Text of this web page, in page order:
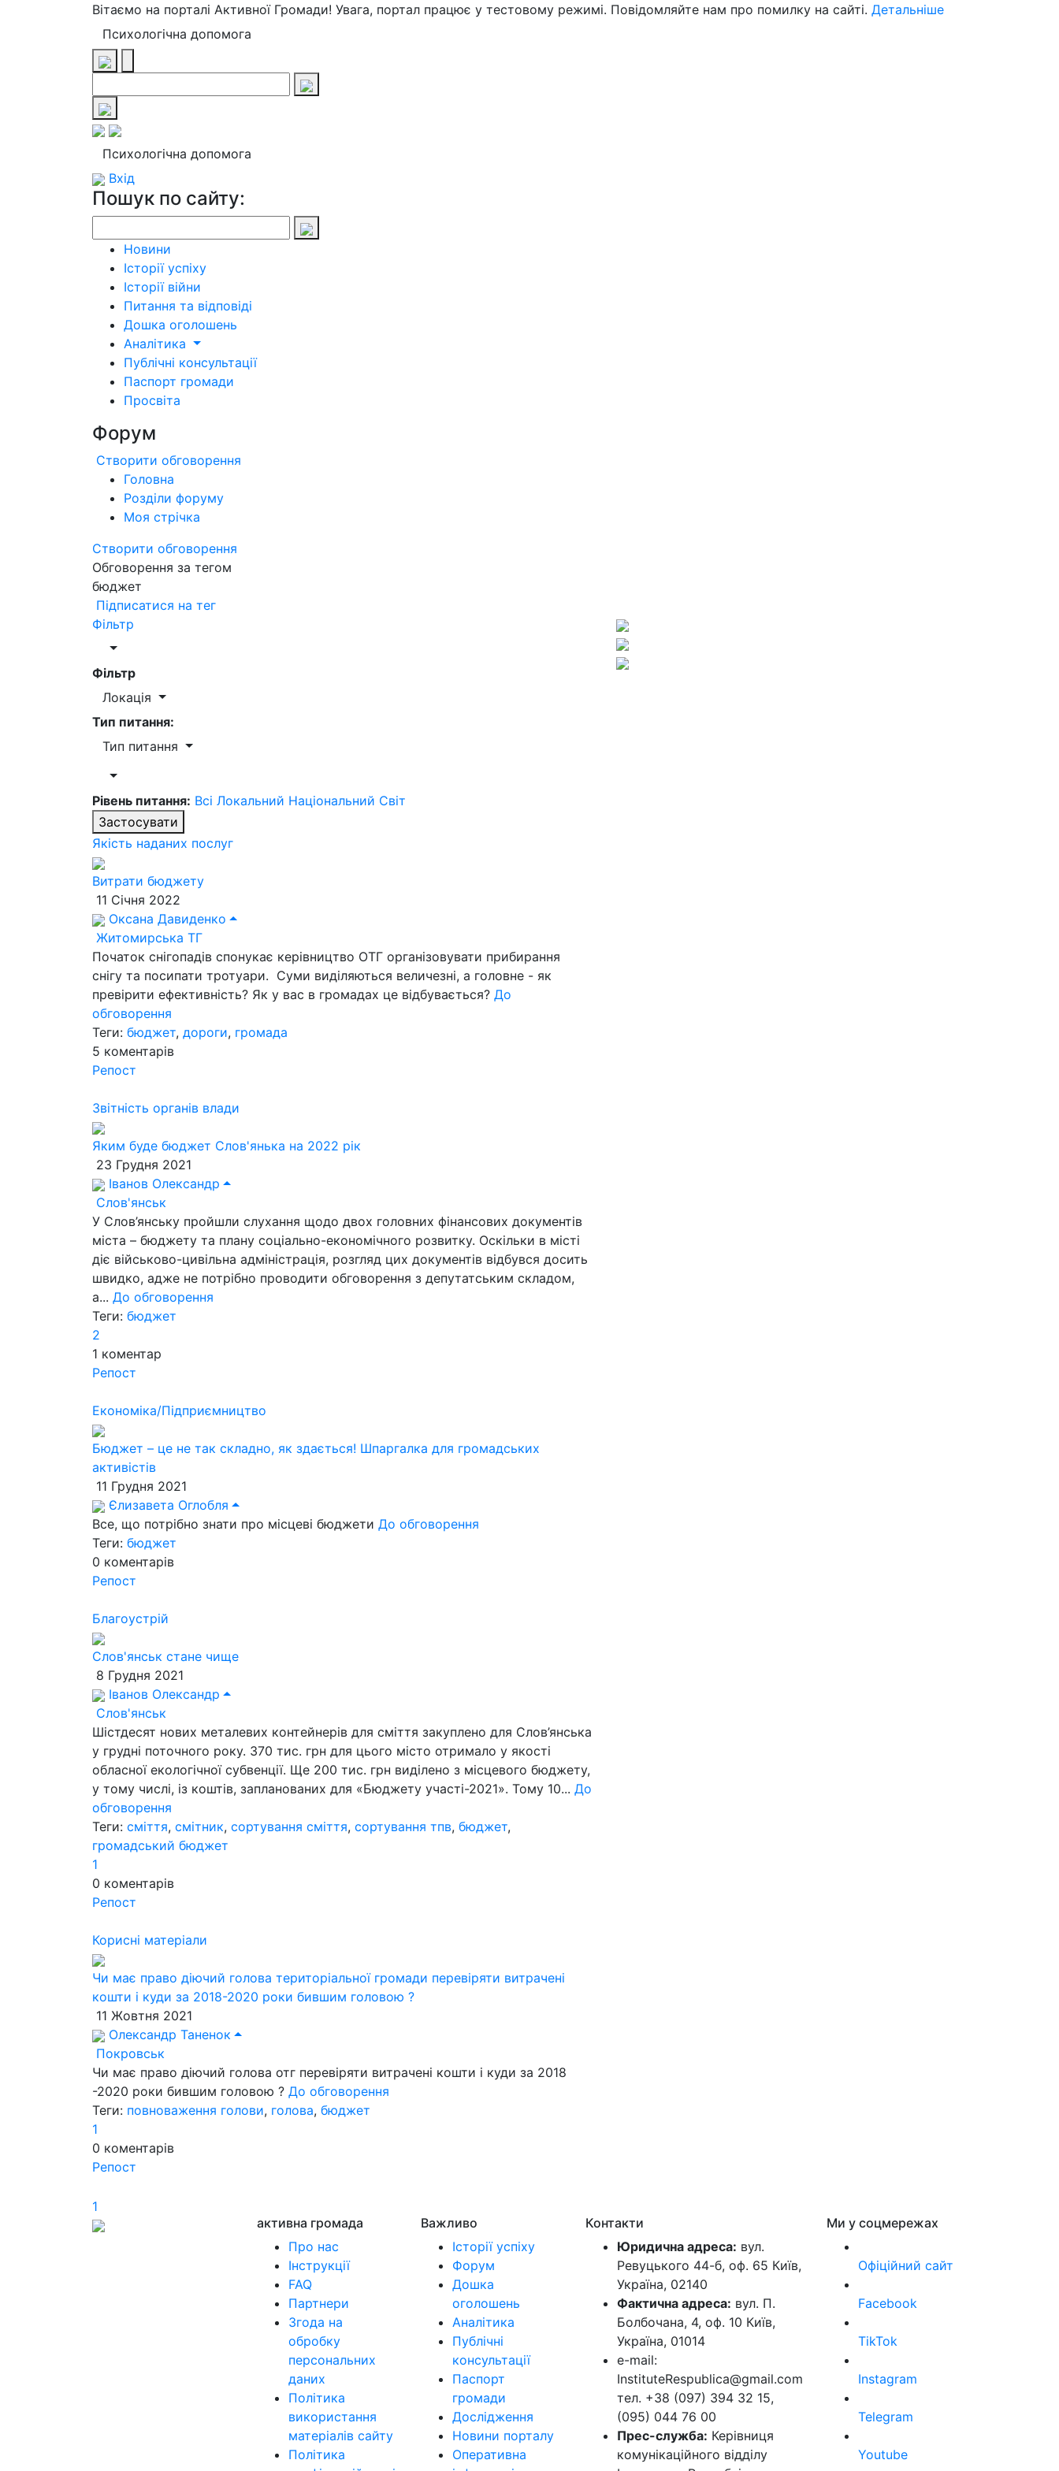
Вітаємо на порталі Активної Громади! Увага, портал працює у тестовому режимі. Повідомляйте нам про помилку на сайті. Детальніше
Психологічна допомога
Психологічна допомога
Вхід
Пошук по сайту:
Новини
Історії успіху
Історії війни
Питання та відповіді
Дошка оголошень
Аналітика
Публічні консультації
Паспорт громади
Просвіта
Форум
Створити обговорення
Головна
Розділи форуму
Моя стрічка
Створити обговорення
Обговорення за тегом
бюджет
Підписатися на тег
Фільтр
Фільтр
Локація
Тип питання:
Тип питання
Рівень питання: Всі Локальний Національний Світ
Застосувати
Якість наданих послуг
Витрати бюджету
11 Січня 2022
Оксана Давиденко
Житомирська ТГ
Початок снігопадів спонукає керівництво ОТГ організовувати прибирання
снігу та посипати тротуари. Суми виділяються величезні, а головне - як
превірити ефективність? Як у вас в громадах це відбувається? До
обговорення
Теги: бюджет, дороги, громада
5 коментарів
Репост
Звітність органів влади
Яким буде бюджет Слов'янька на 2022 рік
23 Грудня 2021
Іванов Олександр
Слов'янськ
У Слов’янську пройшли слухання щодо двох головних фінансових документів
міста – бюджету та плану соціально-економічного розвитку. Оскільки в місті
діє військово-цивільна адміністрація, розгляд цих документів відбувся досить
швидко, адже не потрібно проводити обговорення з депутатським складом,
а... До обговорення
Теги: бюджет
2
1 коментар
Репост
Економіка/Підприємництво
Бюджет – це не так складно, як здається! Шпаргалка для громадських
активістів
11 Грудня 2021
Єлизавета Оглобля
Все, що потрібно знати про місцеві бюджети До обговорення
Теги: бюджет
0 коментарів
Репост
Благоустрій
Слов'янськ стане чище
8 Грудня 2021
Іванов Олександр
Слов'янськ
Шістдесят нових металевих контейнерів для сміття закуплено для Слов’янська
у грудні поточного року. 370 тис. грн для цього місто отримало у якості
обласної екологічної субвенції. Ще 200 тис. грн виділено з місцевого бюджету,
у тому числі, із коштів, запланованих для «Бюджету участі-2021». Тому 10... До
обговорення
Теги: сміття, смітник, сортування сміття, сортування тпв, бюджет,
громадський бюджет
1
0 коментарів
Репост
Корисні матеріали
Чи має право діючий голова територіальної громади перевіряти витрачені
кошти і куди за 2018-2020 роки бившим головою ?
11 Жовтня 2021
Олександр Таненок
Покровськ
Чи має право діючий голова отг перевіряти витрачені кошти і куди за 2018
-2020 роки бившим головою ? До обговорення
Теги: повноваження голови, голова, бюджет
1
0 коментарів
Репост
1
активна громада
Про нас
Інструкції
FAQ
Партнери
Згода на
обробку
персональних
даних
Політика
використання
матеріалів сайту
Політика
Важливо
Історії успіху
Форум
Дошка
оголошень
Аналітика
Публічні
консультації
Паспорт
громади
Дослідження
Новини порталу
Оперативна
Контакти
Юридична адреса: вул.
Ревуцького 44-б, оф. 65 Київ,
Україна, 02140
Фактична адреса: вул. П.
Болбочана, 4, оф. 10 Київ,
Україна, 01014
e-mail:
InstituteRespublica@gmail.com
тел. +38 (097) 394 32 15,
(095) 044 76 00
Прес-служба: Керівниця
комунікаційного відділу
Ми у соцмережах
Офіційний сайт
Facebook
TikTok
Instagram
Telegram
Youtube